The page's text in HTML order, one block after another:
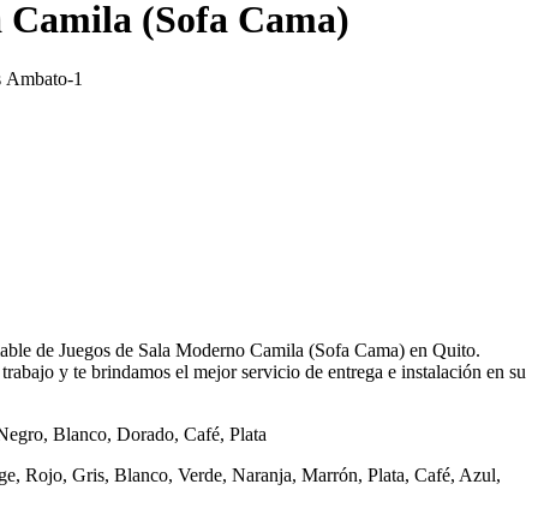
Camila (Sofa Cama)
Ambato-1
de Juegos de Sala Moderno Camila (Sofa Cama) en Quito.
y te brindamos el mejor servicio de entrega e instalación en su
Blanco, Dorado, Café, Plata
Rojo, Gris, Blanco, Verde, Naranja, Marrón, Plata, Café, Azul,